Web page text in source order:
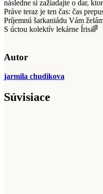
následne si zažiadajte o dar,
Práve teraz je ten čas: čas
Príjemnú šarkaniádu Vám
S úctou kolektív lekárne Íris🌈
Autor
jarmila chudikova
Súvisiace